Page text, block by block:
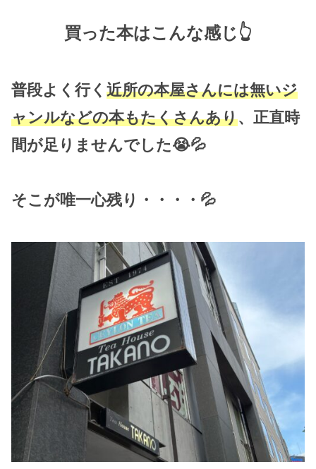
買った本はこんな感じ👆
普段よく行く 近所の本屋さんには無いジ
ャンルなどの本もたくさんあり、正直時
間が足りませんでした😭💦
そこが唯一心残り・・・・💦